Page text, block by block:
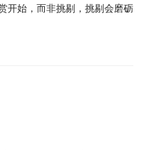
始，而非挑剔， 挑剔会磨砺